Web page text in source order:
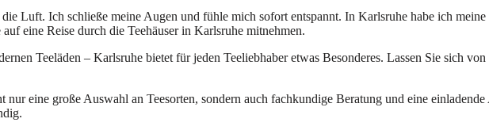
Luft. Ich schließe meine Augen und fühle mich sofort entspannt. In Karlsruhe habe ich
eine Reise durch die Teehäuser in Karlsruhe mitnehmen.
Teeläden – Karlsruhe bietet für jeden Teeliebhaber etwas Besonderes. Lassen Sie sich
nur eine große Auswahl an Teesorten, sondern auch fachkundige Beratung und eine